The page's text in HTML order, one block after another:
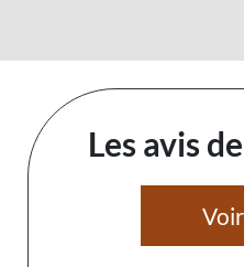
Les avis